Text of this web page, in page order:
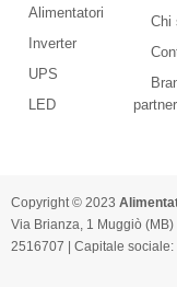
Alimentatori
Inverter
UPS
LED
Chi
partner
Copyright © 2023
Via Brianza, 1 Muggiò (MB)
2516707 | Capitale sociale: